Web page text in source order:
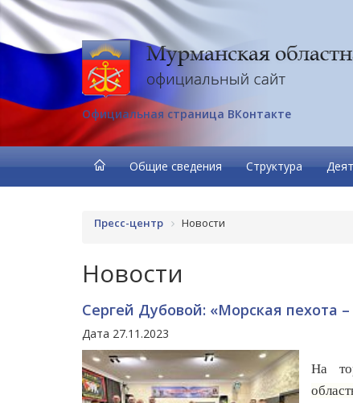
Официальная страница ВКонтакте
Общие сведения Структура
Пресс-центр Новости
Новости
Сергей Дубовой: «Морская пехота
Дата 27.11.2023
На